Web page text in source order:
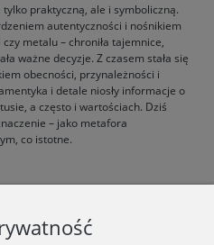
tylko praktyczną, ale i symboliczną.
autentyczności i nośnikiem
metalu – chroniła tajemnice,
ważne decyzje. Z czasem stała się
obecności, przynależności i
i detale niosły informacje o
a często i wartościach. Dziś
– jako metafora
co istotne.